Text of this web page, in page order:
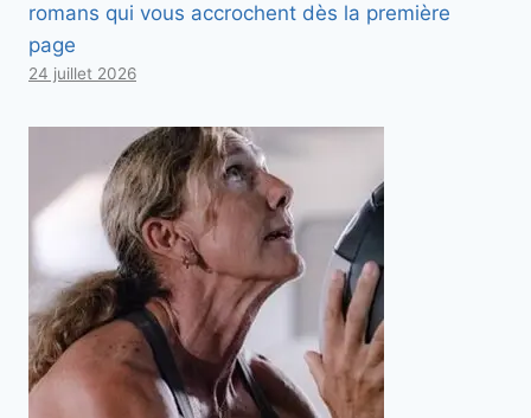
romans qui vous accrochent dès la première
page
24 juillet 2026